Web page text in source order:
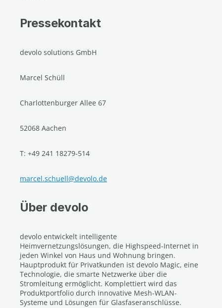
Pressekontakt
devolo solutions GmbH
Marcel Schüll
Charlottenburger Allee 67
52068 Aachen
T: +49 241 18279-514
marcel.schuell@devolo.de
Über devolo
devolo entwickelt intelligente
Heimvernetzungslösungen, die Highspeed-Internet in
jeden Winkel von Haus und Wohnung bringen.
Hauptprodukt für Privatkunden ist devolo Magic, eine
Technologie, die smarte Netzwerke über die
Stromleitung ermöglicht. Komplettiert wird das
Produktportfolio durch innovative Mesh-WLAN-
Systeme und Lösungen für Glasfaseranschlüsse.